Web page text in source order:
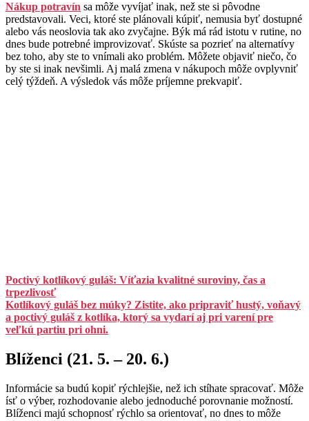
Nákup potravín sa môže vyvíjať inak, než ste si pôvodne
predstavovali. Veci, ktoré ste plánovali kúpiť, nemusia byť dostupné
alebo vás neoslovia tak ako zvyčajne. Býk má rád istotu v rutine, no
dnes bude potrebné improvizovať. Skúste sa pozrieť na alternatívy
bez toho, aby ste to vnímali ako problém. Môžete objaviť niečo, čo
by ste si inak nevšimli. Aj malá zmena v nákupoch môže ovplyvniť
celý týždeň. A výsledok vás môže príjemne prekvapiť.
Poctivý kotlíkový guláš: Víťazia kvalitné suroviny, čas a
trpezlivosť
Kotlíkový guláš bez múky? Zistite, ako pripraviť hustý, voňavý
a poctivý guláš z kotlíka, ktorý sa vydarí aj pri varení pre
veľkú partiu pri ohni.
Blíženci (21. 5. – 20. 6.)
Informácie sa budú kopiť rýchlejšie, než ich stíhate spracovať. Môže
ísť o výber, rozhodovanie alebo jednoduché porovnanie možností.
Blíženci majú schopnosť rýchlo sa orientovať, no dnes to môže